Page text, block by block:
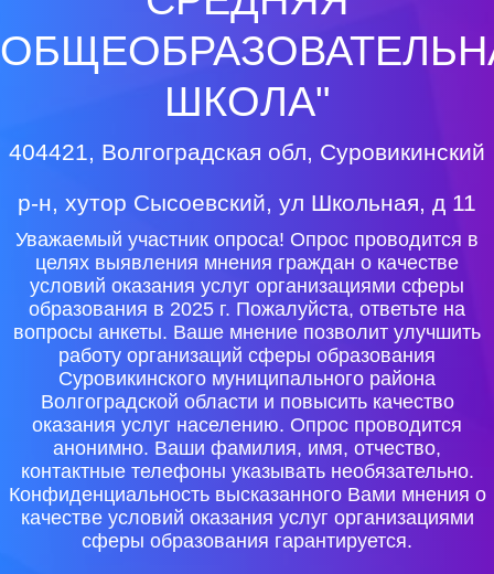
ШКОЛА"
404421, Волгоградская обл, Суровикинский
р-н, хутор Сысоевский, ул Школьная, д 11
Уважаемый участник опроса! Опрос проводится в
целях выявления мнения граждан о качестве
условий оказания услуг организациями сферы
образования в 2025 г. Пожалуйста, ответьте на
вопросы анкеты. Ваше мнение позволит улучшить
работу организаций сферы образования
Суровикинского муниципального района
Волгоградской области и повысить качество
оказания услуг населению. Опрос проводится
анонимно. Ваши фамилия, имя, отчество,
контактные телефоны указывать необязательно.
Конфиденциальность высказанного Вами мнения о
качестве условий оказания услуг организациями
сферы образования гарантируется.